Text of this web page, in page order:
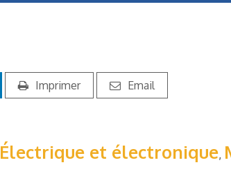
Imprimer Email
Électrique et électronique,